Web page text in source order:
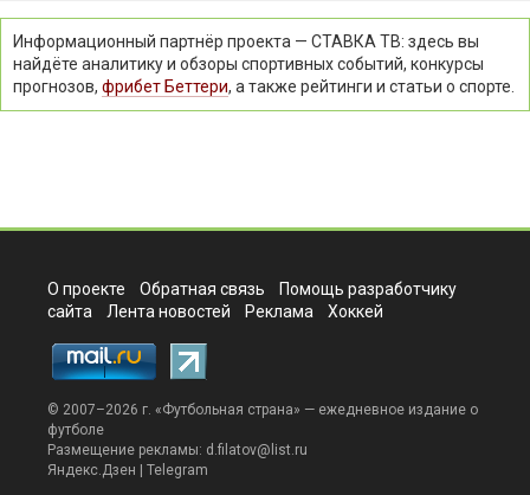
Информационный партнёр проекта — СТАВКА ТВ: здесь вы
найдёте аналитику и обзоры спортивных событий, конкурсы
прогнозов, фрибет Беттери, а также рейтинги и статьи о спорте.
О проекте Обратная связь
Помощь разработчику
сайта
Лента новостей Реклама Хоккей
© 2007–2026 г. «Футбольная страна» — ежедневное издание о
футболе
Размещение рекламы: d.filatov@list.ru
Яндекс.Дзен
Telegram